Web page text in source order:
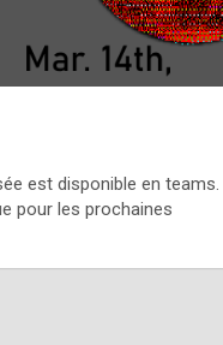
est disponible en teams.
pour les prochaines